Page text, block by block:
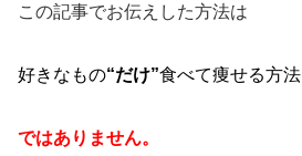
この記事でお伝えした方法は
好きなもの“だけ”食べて痩せる方法
ではありません。